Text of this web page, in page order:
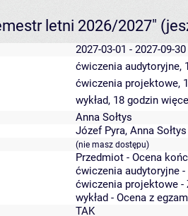
letni 2026/2027"
2027-03-01 - 2027-09-30
ćwiczenia audytoryjne,
ćwiczenia projektowe,
wykład, 18 godzin
Anna Sołtys
Józef Pyra, Anna Sołtys
(nie masz dostępu)
Przedmiot - Ocena
ćwiczenia audytoryjne
ćwiczenia projektowe -
wykład - Ocena z
TAK